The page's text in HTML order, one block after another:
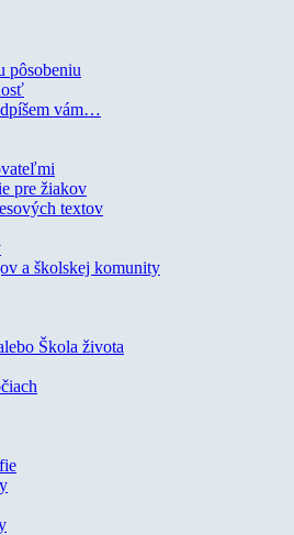
pôsobeniu
vám…
pre žiakov
textov
a školskej komunity
Škola života